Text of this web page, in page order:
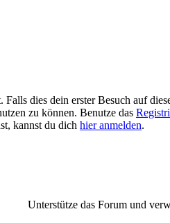
dies dein erster Besuch auf
zu können. Benutze das
kannst du dich hier anmelden.
Unterstütze das Forum und